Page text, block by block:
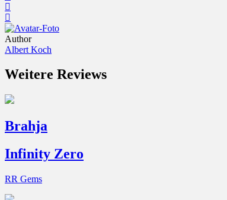
Author
Albert Koch
Weitere Reviews
Brahja
Infinity Zero
RR Gems